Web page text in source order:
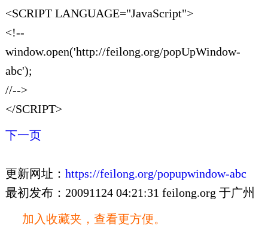
<SCRIPT LANGUAGE="JavaScript">
<!--
window.open('http://feilong.org/popUpWindow-
abc');
//-->
</SCRIPT>
下一页
更新网址： https://feilong.org/popupwindow-abc
最初发布：20091124 04:21:31 feilong.org 于广州
加入收藏夹，查看更方便。